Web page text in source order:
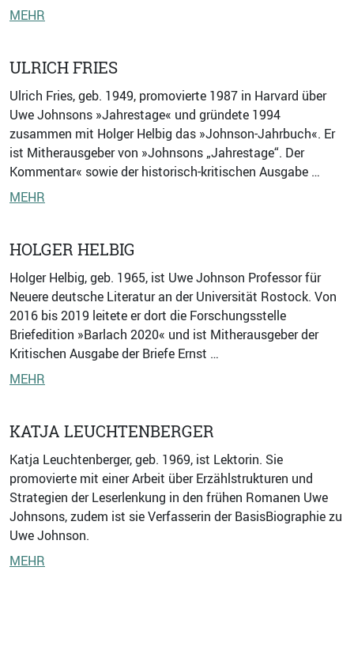
MEHR
ULRICH FRIES
Ulrich Fries, geb. 1949, promovierte 1987 in Harvard über
Uwe Johnsons »Jahrestage« und gründete 1994
zusammen mit Holger Helbig das »Johnson-Jahrbuch«. Er
ist Mitherausgeber von »Johnsons „Jahrestage“. Der
Kommentar« sowie der historisch-kritischen Ausgabe …
MEHR
HOLGER HELBIG
Holger Helbig, geb. 1965, ist Uwe Johnson Professor für
Neuere deutsche Literatur an der Universität Rostock. Von
2016 bis 2019 leitete er dort die Forschungsstelle
Briefedition »Barlach 2020« und ist Mitherausgeber der
Kritischen Ausgabe der Briefe Ernst …
MEHR
KATJA LEUCHTENBERGER
Katja Leuchtenberger, geb. 1969, ist Lektorin. Sie
promovierte mit einer Arbeit über Erzählstrukturen und
Strategien der Leserlenkung in den frühen Romanen Uwe
Johnsons, zudem ist sie Verfasserin der Basis­Biographie zu
Uwe Johnson.
MEHR